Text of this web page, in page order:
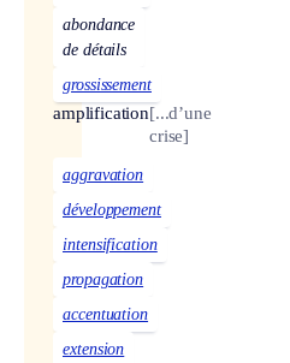
abondance
de détails
grossissement
amplification[...d’une
crise]
aggravation
développement
intensification
propagation
accentuation
extension